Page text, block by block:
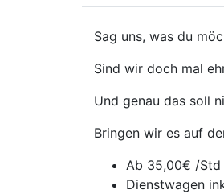
Sag uns, was du
Sind wir doch mal
Und genau das soll
Bringen wir es auf
Ab 35,00€ /Std
Dienstwagen